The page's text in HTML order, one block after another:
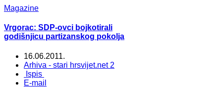
Magazine
Vrgorac: SDP-ovci bojkotirali
godišnjicu partizanskog pokolja
16.06.2011.
Arhiva - stari hrsvijet.net 2
Ispis
E-mail